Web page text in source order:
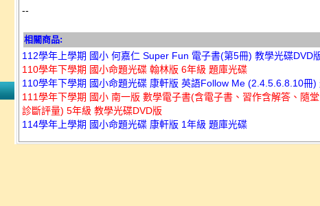
--
相關商品:
112學年上學期 國小 何嘉仁 Super Fun 電子書(第5冊) 教學光碟DVD
110學年下學期 國小命題光碟 翰林版 6年級 題庫光碟
110學年下學期 國小命題光碟 康軒版 英語Follow Me (2.4.5.6.8.10冊)
111學年下學期 國小 南一版 數學電子書(含電子書、習作含解答、隨
診斷評量) 5年級 教學光碟DVD版
114學年上學期 國小命題光碟 康軒版 1年級 題庫光碟